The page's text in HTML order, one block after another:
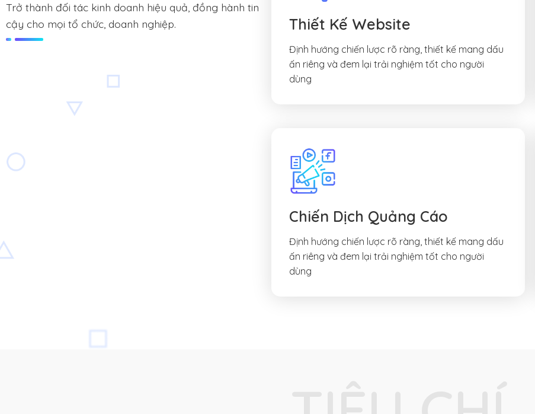
Trở thành đối tác kinh doanh hiệu quả, đồng hành tin
cậy cho mọi tổ chức, doanh nghiệp.
Thiết Kế Website
Định hướng chiến lược rõ ràng, thiết kế mang dấu
ấn riêng và đem lại trải nghiệm tốt cho người
dùng
Chiến Dịch Quảng Cáo
Định hướng chiến lược rõ ràng, thiết kế mang dấu
ấn riêng và đem lại trải nghiệm tốt cho người
dùng